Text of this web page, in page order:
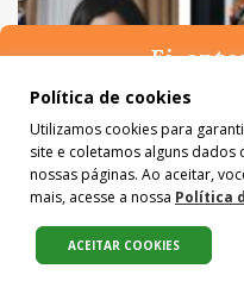
Mulheres nas
pioneiras da
Compartilhe:
Política de cookies
Utilizamos cookies para
site e coletamos alguns dados
nossas páginas. Ao aceitar,
mais, acesse a nossa Política
ACEITAR COOKIES
Ei,
Pense na importância de
colunistas e reportagens
É